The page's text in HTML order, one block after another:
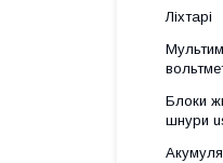
Ліхтарі
Блоки
шнури